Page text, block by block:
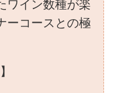
ワイン数種が楽
ーコースとの極